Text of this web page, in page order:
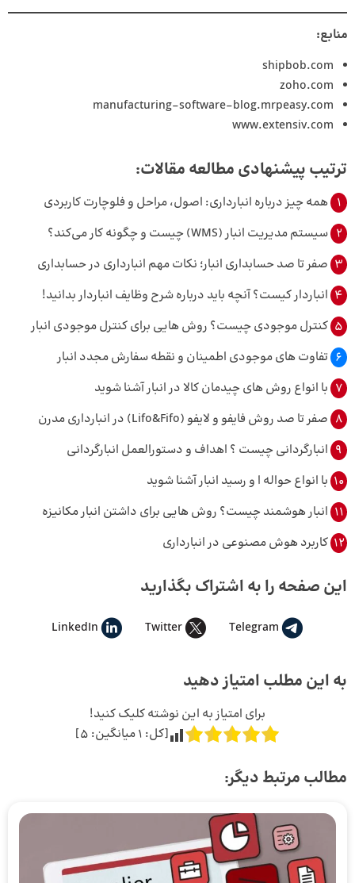
منابع:
shipbob.com
zoho.com
manufacturing-software-blog.mrpeasy.com
www.extensiv.com
ترتیب پیشنهادی مطالعه مقالات:
1 همه چیز درباره انبارداری: اصول، مراحل و فلوچارت کاربردی
2 سیستم مدیریت انبار (WMS) چیست و چگونه کار می‌کند؟
3 صفر تا صد حسابداری انبار؛ نکات مهم انبارداری در حسابداری
4 انباردار کیست؟ آنچه باید درباره شرح وظایف انباردار بدانید!
5 کنترل موجودی چیست؟ روش هایی برای کنترل موجودی انبار
6 تفاوت های موجودی اطمینان و نقطه سفارش مجدد انبار
7 با انواع روش های چیدمان کالا در انبار آشنا شوید
8 صفر تا صد روش فایفو و لایفو (Lifo&Fifo) در انبارداری مدرن
9 انبارگردانی چیست ؟ اهداف و دستورالعمل انبارگردانی
10 با انواع حواله ا و رسید انبار آشنا شوید
11 انبار هوشمند چیست؟ روش هایی برای داشتن انبار مکانیزه
12 کاربرد هوش مصنوعی در انبارداری
این صفحه را به اشتراک بگذارید
Telegram
Twitter
LinkedIn
به این مطلب امتیاز دهید
برای امتیاز به این نوشته کلیک کنید!
[کل: 1میانگین: 5
]
مطالب مرتبط دیگر: